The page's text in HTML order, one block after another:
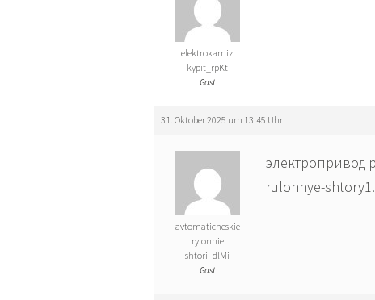
elektrokarniz
kypit_rpKt
Gast
31. Oktober 2025 um 13:45 Uhr
avtomaticheskie
rylonnie
shtori_dlMi
Gast
электропривод
rulonnye-